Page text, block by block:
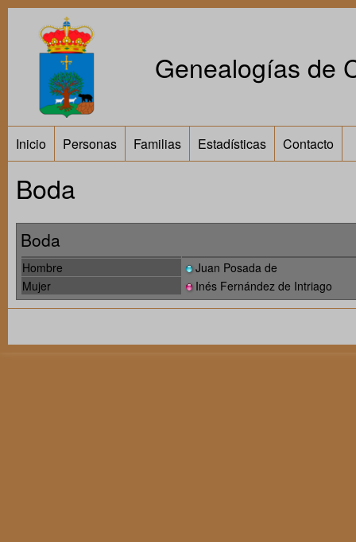
Genealogías de
Inicio Personas Familias Estadísticas Contacto
Boda
Boda
Hombre
Juan Posada de
Mujer
Inés Fernández de Intriago